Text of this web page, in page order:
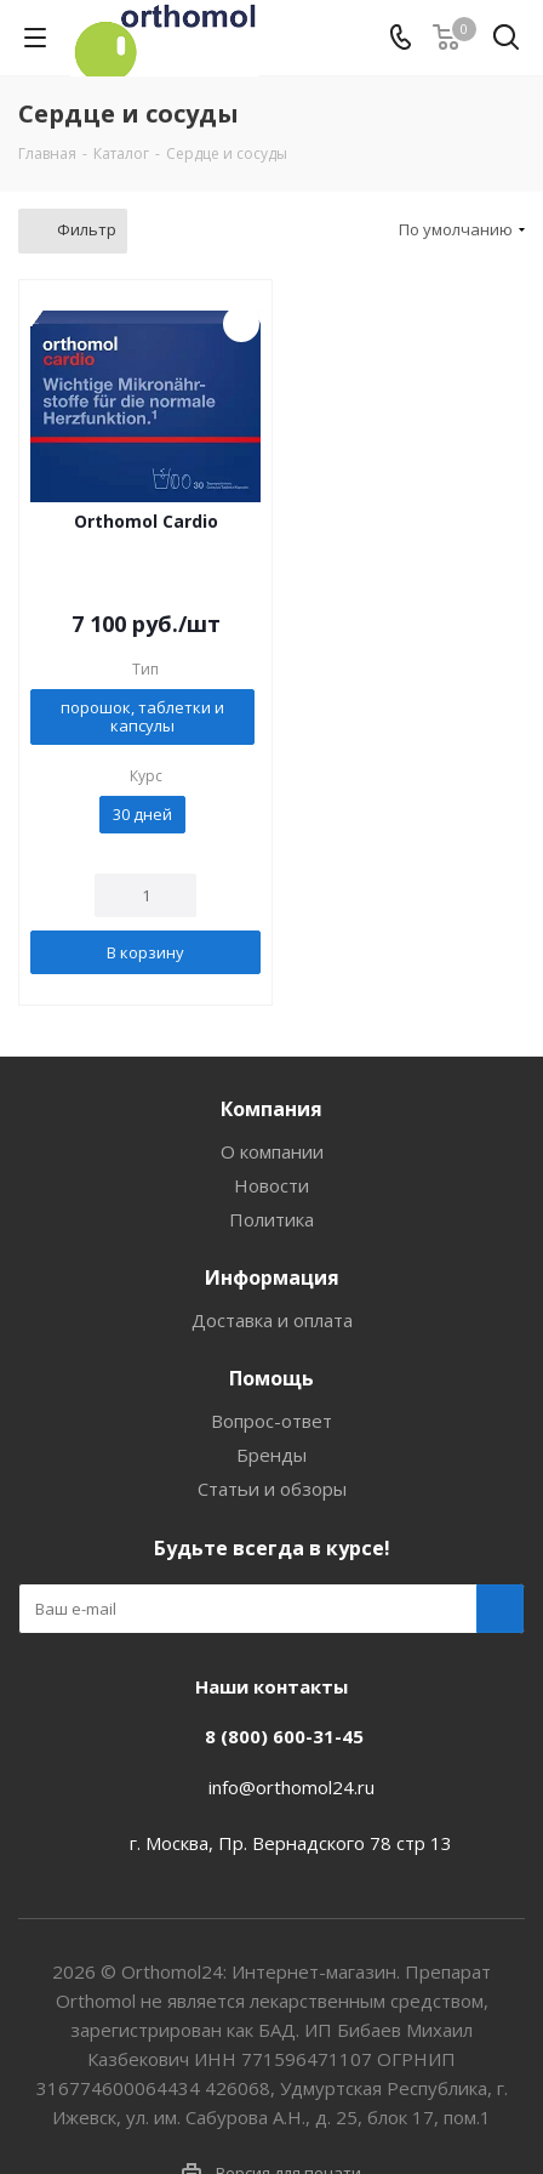
0
Сердце и сосуды
Главная - Каталог - Сердце и сосуды
Фильтр По умолчанию
Orthomol Cardio
7 100руб./шт
Тип
порошок, таблетки и
капсулы
Курс
30 дней
В корзину
Компания
О компании
Новости
Политика
Информация
Доставка и оплата
Помощь
Вопрос-ответ
Бренды
Статьи и обзоры
Будьте всегда в курсе!
Наши контакты
8 (800) 600-31-45
info@orthomol24.ru
г. Москва, Пр. Вернадского 78 стр 13
2026 © Orthomol24: Интернет-магазин. Препарат
Orthomol не является лекарственным средством,
зарегистрирован как БАД. ИП Бибаев Михаил
Казбекович ИНН 771596471107 ОГРНИП
316774600064434 426068, Удмуртская Республика, г.
Ижевск, ул. им. Сабурова А.Н., д. 25, блок 17, пом.1